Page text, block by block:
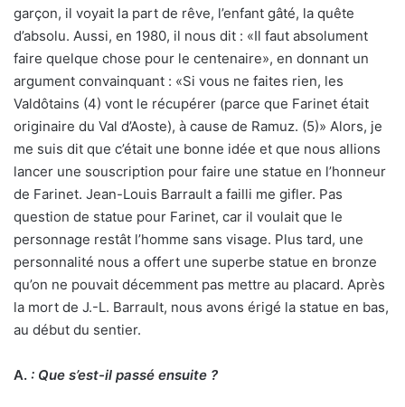
garçon, il voyait la part de rêve, l’enfant gâté, la quête
d’absolu. Aussi, en 1980, il nous dit : «Il faut absolument
faire quelque chose pour le centenaire», en donnant un
argument convainquant : «Si vous ne faites rien, les
Valdôtains (4) vont le récupérer (parce que Farinet était
originaire du Val d’Aoste), à cause de Ramuz. (5)» Alors, je
me suis dit que c’était une bonne idée et que nous allions
lancer une souscription pour faire une statue en l’honneur
de Farinet. Jean-Louis Barrault a failli me gifler. Pas
question de statue pour Farinet, car il voulait que le
personnage restât l’homme sans visage. Plus tard, une
personnalité nous a offert une superbe statue en bronze
qu’on ne pouvait décemment pas mettre au placard. Après
la mort de J.-L. Barrault, nous avons érigé la statue en bas,
au début du sentier.
A. : Que s’est-il passé ensuite ?